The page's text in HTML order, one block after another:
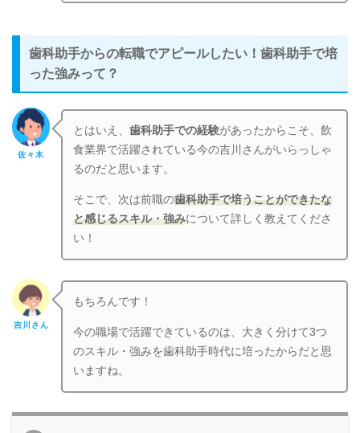
歯科助手からの転職でアピールしたい！歯科助手で培
った強みって？
佐々木
とはいえ、歯科助手での経験があったからこそ、飲
食業界で活躍されている今の吉川さんがいらっしゃ
るのだと思います。
そこで、次は前職の歯科助手で培うことができたな
と感じるスキル・強みについて詳しく教えてくださ
い！
吉川さん
もちろんです！
今の職場で活躍できているのは、大きく分けて3つ
のスキル・強みを歯科助手時代に培ったからだと思
いますね。